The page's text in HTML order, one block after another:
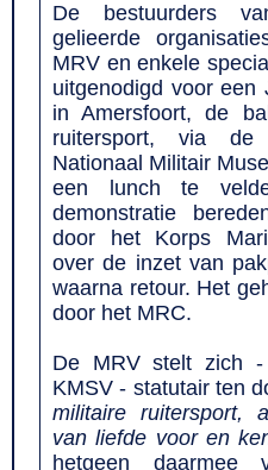
De bestuurders
gelieerde
MRV en enkele
uitgenodigd voor een
in Amersfoort, de
ruitersport, via
Nationaal Militair
een lunch te
demonstratie
door het Korps
over de inzet van
waarna retour. Het
door het MRC.
De MRV stelt zich
KMSV - statutair ten
militaire ruitersport,
van liefde voor en
hetgeen